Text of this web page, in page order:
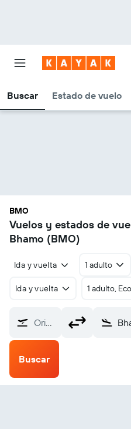
Buscar Estado de vuelo
BMO
Vuelos y estados de
Bhamo (BMO)
Ida y vuelta 1 adulto
Ida y vuelta 1 adulto,
Origen
Buscar